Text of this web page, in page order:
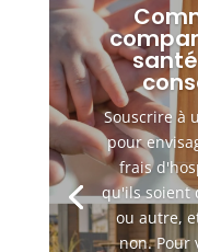
Souscrire à
pour
frais
qu'ils soient
ou autre,
non. Pour